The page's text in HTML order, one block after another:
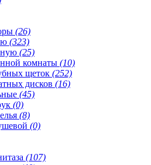
(26)
(323)
(25)
комнаты (10)
щеток (252)
дисков (16)
(45)
(0)
(8)
(0)
(107)